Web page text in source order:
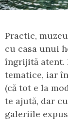
Practic,
cu casa unui
îngrijită atent.
tematice, iar
(că tot e la
te ajută, dar
galeriile